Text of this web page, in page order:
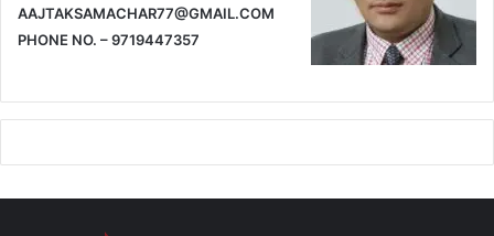
AAJTAKSAMACHAR77@GMAIL.COM
PHONE NO. – 9719447357